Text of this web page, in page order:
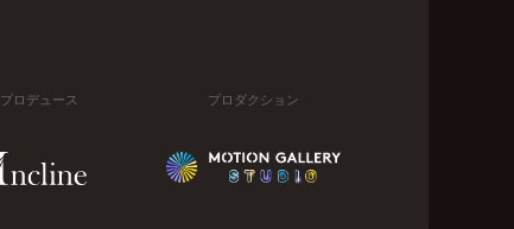
プロデュース プロダクション